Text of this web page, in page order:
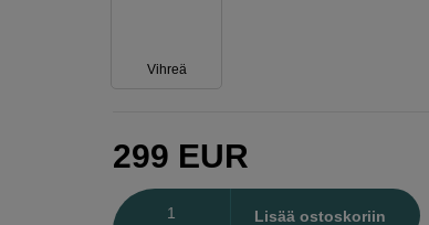
Vihreä
299 EUR
Lisää ostoskoriin